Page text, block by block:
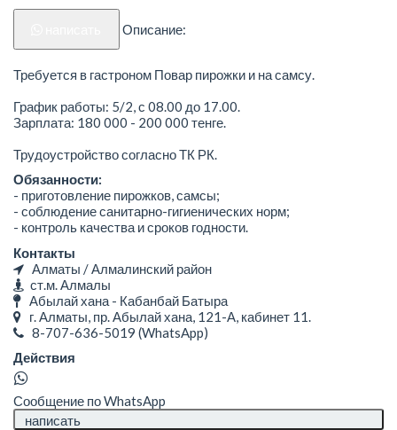
Описание:
Требуется в гастроном Повар пирожки и на самсу.
График работы: 5/2, с 08.00 до 17.00.
Зарплата: 180 000 - 200 000 тенге.
Трудоустройство согласно ТК РК.
Обязанности:
- приготовление пирожков, самсы;
- соблюдение санитарно-гигиенических норм;
- контроль качества и сроков годности.
Контакты
Алматы / Алмалинский район
ст.м. Алмалы
Абылай хана - Кабанбай Батыра
г. Алматы, пр. Абылай хана, 121-А, кабинет 11.
8-707-636-5019 (WhatsApp)
Действия
Сообщение по WhatsApp
написать